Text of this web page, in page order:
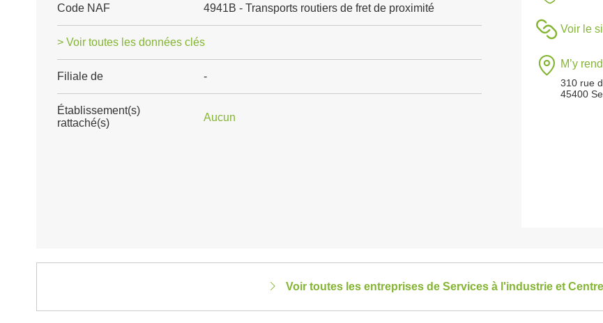
Code NAF 4941B - Transports routiers de fret de proximité
> Voir toutes les données clés
Filiale de -
Établissement(s)
rattaché(s)
Aucun
Voir le
M’y
310 rue
45400
Voir toutes les entreprises de Services à l'industrie et